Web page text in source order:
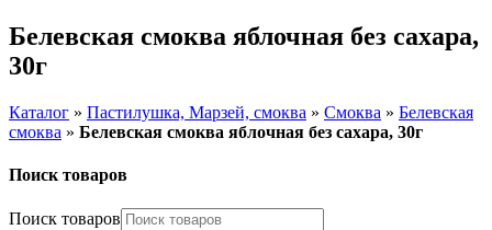
Белевская смоква яблочная без сахара,
30г
Каталог » Пастилушка, Марзей, смоква » Смоква » Белевская
смоква » Белевская смоква яблочная без сахара, 30г
Поиск товаров
Поиск товаров